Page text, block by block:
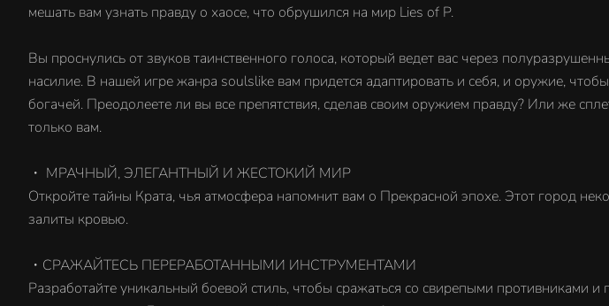
мешать вам узнать правду о хаосе, что обрушился на мир Lies of P.
Вы проснулись от звуков таинственного голоса, который ведет вас через
насилие. В нашей игре жанра soulslike вам придется адаптировать и себя, и оружие,
богачей. Преодолеете ли вы все препятствия, сделав своим оружием правду? Или же
только вам.
・ МРАЧНЫЙ, ЭЛЕГАНТНЫЙ И ЖЕСТОКИЙ МИР
Откройте тайны Крата, чья атмосфера напомнит вам о Прекрасной эпохе. Этот город
залиты кровью.
・СРАЖАЙТЕСЬ ПЕРЕРАБОТАННЫМИ ИНСТРУМЕНТАМИ
Разработайте уникальный боевой стиль, чтобы сражаться со свирепыми противниками